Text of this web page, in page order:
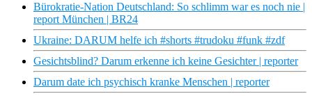
Bürokratie-Nation Deutschland: So schlimm war es noch nie |
report München | BR24
Ukraine: DARUM helfe ich #shorts #trudoku #funk #zdf
Gesichtsblind? Darum erkenne ich keine Gesichter | reporter
Darum date ich psychisch kranke Menschen | reporter